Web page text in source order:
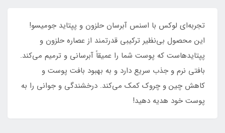
تجربه‌ای لوکس با اسنس آبرسان حلزون و پپتاید جومیسو!
این محصول بی‌نظیر ترکیبی قدرتمند از عصاره حلزون و
پپتایدهاست که پوست شما را عمیقاً آبرسانی و ترمیم می‌کند.
بافتی نرم و جذب سریع دارد و به بهبود بافت پوست و
کاهش چین و چروک کمک می‌کند. درخشندگی و جوانی را به
پوست خود هدیه دهید!